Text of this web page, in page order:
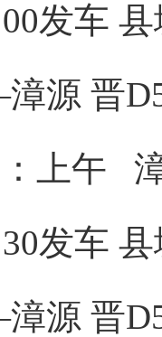
发车 县
晋
午 漳
发车 县
晋